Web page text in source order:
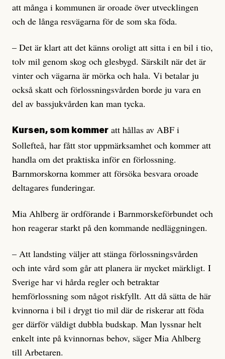
att många i kommunen är oroade över utvecklingen
och de långa resvägarna för de som ska föda.
– Det är klart att det känns oroligt att sitta i en bil i tio,
tolv mil genom skog och glesbygd. Särskilt när det är
vinter och vägarna är mörka och hala. Vi betalar ju
också skatt och förlossningsvården borde ju vara en
del av bassjukvården kan man tycka.
Kursen, som kommer att hållas av ABF i
Sollefteå, har fått stor uppmärksamhet och kommer att
handla om det praktiska inför en förlossning.
Barnmorskorna kommer att försöka besvara oroade
deltagares funderingar.
Mia Ahlberg är ordförande i Barnmorskeförbundet och
hon reagerar starkt på den kommande nedläggningen.
– Att landsting väljer att stänga förlossningsvården
och inte vård som går att planera är mycket märkligt. I
Sverige har vi hårda regler och betraktar
hemförlossning som något riskfyllt. Att då sätta de här
kvinnorna i bil i drygt tio mil där de riskerar att föda
ger därför väldigt dubbla budskap. Man lyssnar helt
enkelt inte på kvinnornas behov, säger Mia Ahlberg
till Arbetaren.